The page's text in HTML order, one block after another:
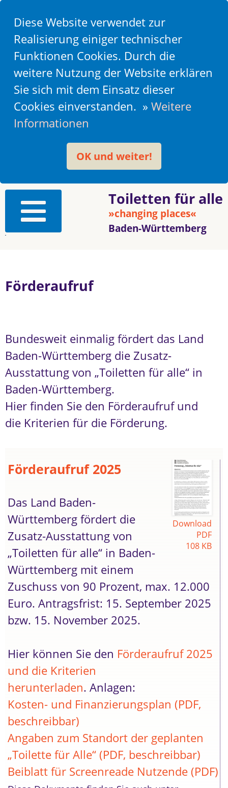
Diese Website verwendet zur
Realisierung einiger technischer
Funktionen Cookies. Durch die
weitere Nutzung der Website erklären
Sie sich mit dem Einsatz dieser
Cookies einverstanden. » Weitere
Informationen
OK und weiter!
Toiletten für alle
»changing places«
Baden-Württemberg
Förderaufruf
Bundesweit einmalig fördert das Land
Baden-Württemberg die Zusatz-
Ausstattung von „Toiletten für alle“ in
Baden-Württemberg.
Hier finden Sie den Förderaufruf und
die Kriterien für die Förderung.
Download
PDF
108 KB
Förderaufruf 2025
Das Land Baden-
Württemberg fördert die
Zusatz-Ausstattung von
„Toiletten für alle“ in Baden-
Württemberg mit einem
Zuschuss von 90 Prozent, max. 12.000
Euro. Antragsfrist: 15. September 2025
bzw. 15. November 2025.
Hier können Sie den Förderaufruf 2025
und die Kriterien
herunterladen. Anlagen:
Kosten- und Finanzierungsplan (PDF,
beschreibbar)
Angaben zum Standort der geplanten
„Toilette für Alle“ (PDF, beschreibbar)
Beiblatt für Screenreade Nutzende (PDF)